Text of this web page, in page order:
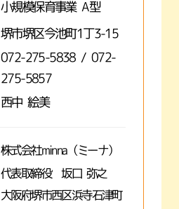
小規模保育事業 A型
堺市堺区今池町1丁3-15
072-275-5838 / 072-
275-5857
西中 絵美
株式会社minna（ミーナ）
代表取締役 坂口 弥之
大阪府堺市西区浜寺石津町